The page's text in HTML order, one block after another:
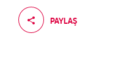
PAYLAŞ